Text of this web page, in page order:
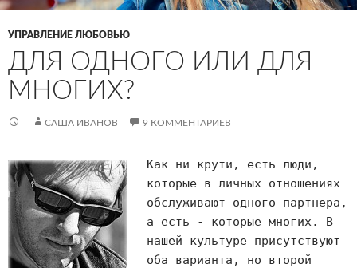
УПРАВЛЕНИЕ ЛЮБОВЬЮ
ДЛЯ ОДНОГО ИЛИ ДЛЯ
МНОГИХ?
САША ИВАНОВ 9 КОММЕНТАРИЕВ
Как ни крути, есть люди,
которые в личных отношениях
обслуживают одного партнера,
а есть - которые многих. В
нашей культуре присутствуют
оба варианта, но второй